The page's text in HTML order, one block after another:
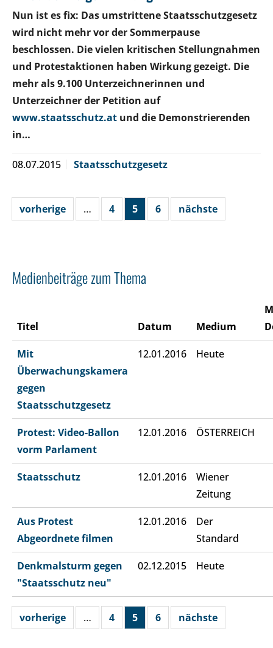
Nun ist es fix: Das umstrittene Staatsschutzgesetz
wird nicht mehr vor der Sommerpause
beschlossen. Die vielen kritischen Stellungnahmen
und Protestaktionen haben Wirkung gezeigt. Die
mehr als 9.100 Unterzeichnerinnen und
Unterzeichner der Petition auf
www.staatsschutz.at und die Demonstrierenden
in…
08.07.2015 Staatsschutzgesetz
vorherige … 4 5 6 nächste
Medienbeiträge zum Thema
Titel Datum Medium
Mit
Überwachungskamera
gegen
Staatsschutzgesetz
12.01.2016 Heute
Protest: Video-Ballon
vorm Parlament
12.01.2016 ÖSTERREICH
Staatsschutz 12.01.2016
Wiener
Zeitung
Aus Protest
Abgeordnete filmen
12.01.2016
Der
Standard
Denkmalsturm gegen
"Staatsschutz neu"
02.12.2015 Heute
vorherige … 4 5 6 nächste